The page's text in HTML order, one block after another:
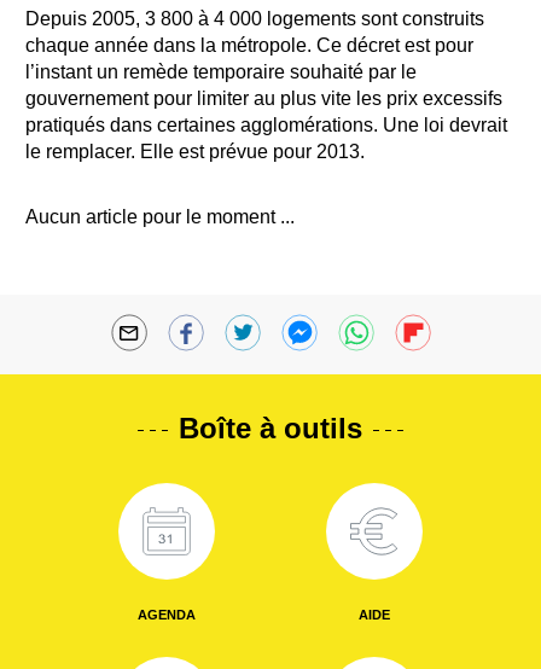
Depuis 2005, 3 800 à 4 000 logements sont construits
chaque année dans la métropole. Ce décret est pour
l’instant un remède temporaire souhaité par le
gouvernement pour limiter au plus vite les prix excessifs
pratiqués dans certaines agglomérations. Une loi devrait
le remplacer. Elle est prévue pour 2013.
Aucun article pour le moment ...
Boîte à outils
AGENDA AIDE